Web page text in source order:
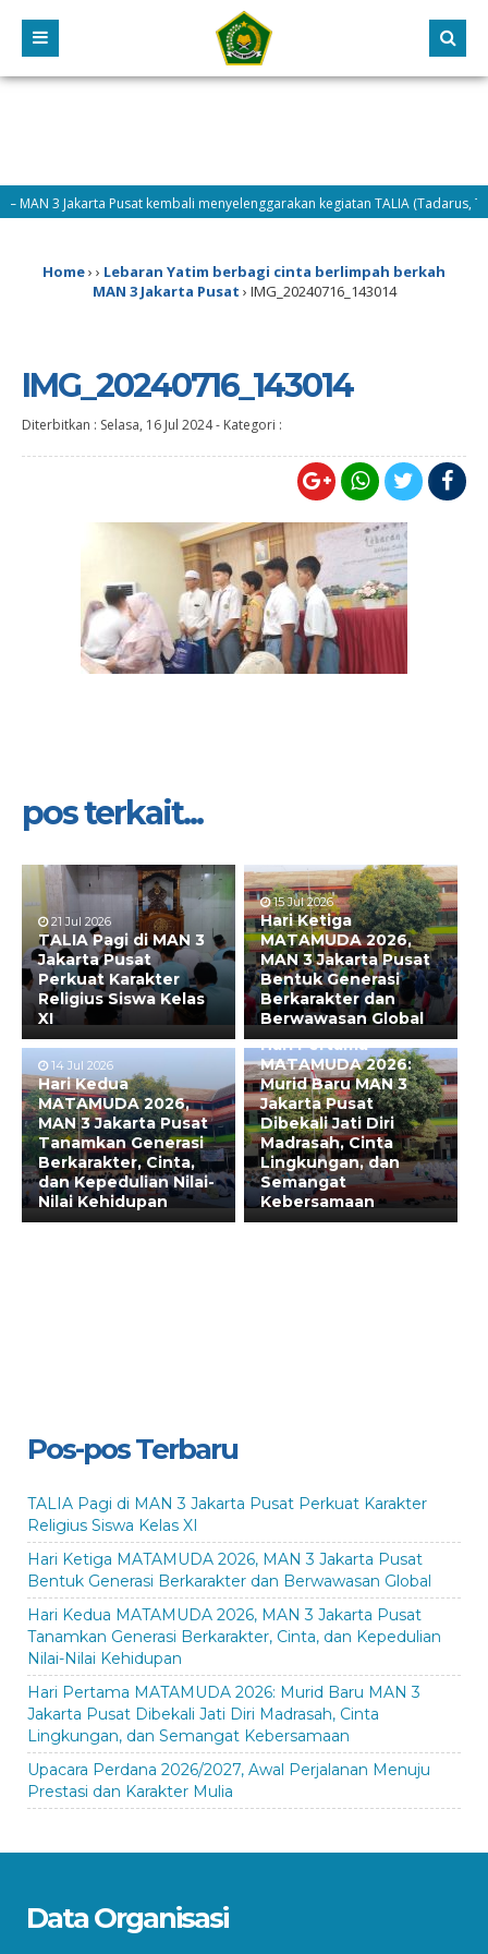
3 Jakarta Pusat kembali menyelenggarakan kegiatan TALIA (Tadarus,
kedua pelaksanaan MATAMUDA Tahun 2026, Selasa (14/7/2026)
Home› › Lebaran Yatim berbagi cinta berlimpah berkah
MAN 3 Jakarta Pusat › IMG_20240716_143014
IMG_20240716_143014
Diterbitkan : Selasa, 16 Jul 2024- Kategori :
pos terkait...
21 Jul 2026
TALIA Pagi di MAN 3
Jakarta Pusat
Perkuat Karakter
Religius Siswa Kelas
XI
15 Jul 2026
Hari Ketiga
MATAMUDA 2026,
MAN 3 Jakarta Pusat
Bentuk Generasi
Berkarakter dan
Berwawasan Global
14 Jul 2026
Hari Kedua
MATAMUDA 2026,
MAN 3 Jakarta Pusat
Tanamkan Generasi
Berkarakter, Cinta,
dan Kepedulian Nilai-
Nilai Kehidupan
13 Jul 2026
Hari Pertama
MATAMUDA 2026:
Murid Baru MAN 3
Jakarta Pusat
Dibekali Jati Diri
Madrasah, Cinta
Lingkungan, dan
Semangat
Kebersamaan
Pos-pos Terbaru
TALIA Pagi di MAN 3 Jakarta Pusat Perkuat Karakter
Religius Siswa Kelas XI
Hari Ketiga MATAMUDA 2026, MAN 3 Jakarta Pusat
Bentuk Generasi Berkarakter dan Berwawasan Global
Hari Kedua MATAMUDA 2026, MAN 3 Jakarta Pusat
Tanamkan Generasi Berkarakter, Cinta, dan Kepedulian
Nilai-Nilai Kehidupan
Hari Pertama MATAMUDA 2026: Murid Baru MAN 3
Jakarta Pusat Dibekali Jati Diri Madrasah, Cinta
Lingkungan, dan Semangat Kebersamaan
Upacara Perdana 2026/2027, Awal Perjalanan Menuju
Prestasi dan Karakter Mulia
Data Organisasi